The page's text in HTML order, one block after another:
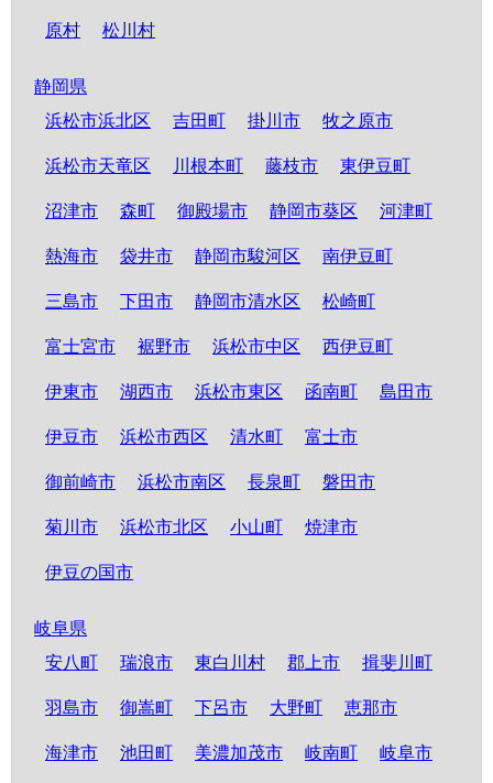
原村 松川村
静岡県
浜松市浜北区
吉田町 掛川市 牧之原市
浜松市天竜区 川根本町 藤枝市 東伊豆町
沼津市 森町 御殿場市 静岡市葵区 河津町
熱海市 袋井市 静岡市駿河区 南伊豆町
三島市 下田市 静岡市清水区 松崎町
富士宮市 裾野市 浜松市中区 西伊豆町
伊東市 湖西市 浜松市東区 函南町 島田市
伊豆市 浜松市西区 清水町 富士市
御前崎市 浜松市南区 長泉町 磐田市
菊川市 浜松市北区 小山町 焼津市
伊豆の国市
岐阜県
安八町
瑞浪市 東白川村 郡上市 揖斐川町
羽島市 御嵩町 下呂市 大野町 恵那市
海津市 池田町 美濃加茂市 岐南町 岐阜市